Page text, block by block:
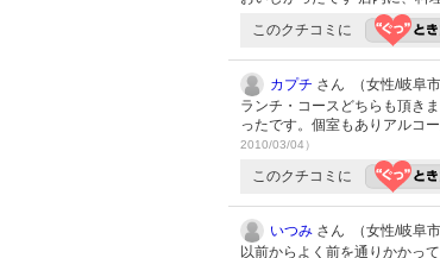
このクチコミに
カプチ さん （女性/岐阜市
ランチ・コースどちらも頂き
ったです。個室もありアルコ
2010/03/04）
このクチコミに
いつみ さん （女性/岐阜市
以前からよく前を通りかかっ